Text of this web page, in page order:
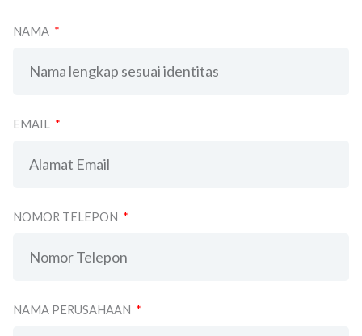
NAMA
EMAIL
NOMOR TELEPON
NAMA PERUSAHAAN